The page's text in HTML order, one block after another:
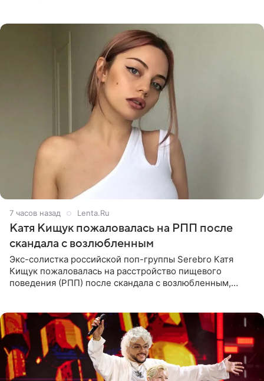
7 часов назад Lenta.Ru
Катя Кищук пожаловалась на РПП после
скандала с возлюбленным
Экс-солистка российской поп-группы Serebro Катя
Кищук пожаловалась на расстройство пищевого
поведения (РПП) после скандала с возлюбленным,